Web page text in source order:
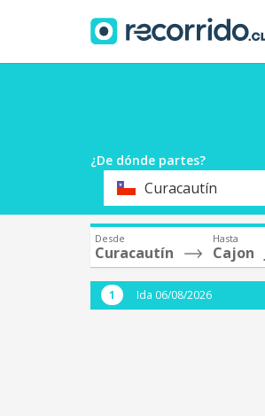
¿De dónde partes?
OrigenCuracautín
Desde
Curacautín
Hasta
Cajon
Ida 06/08/2026